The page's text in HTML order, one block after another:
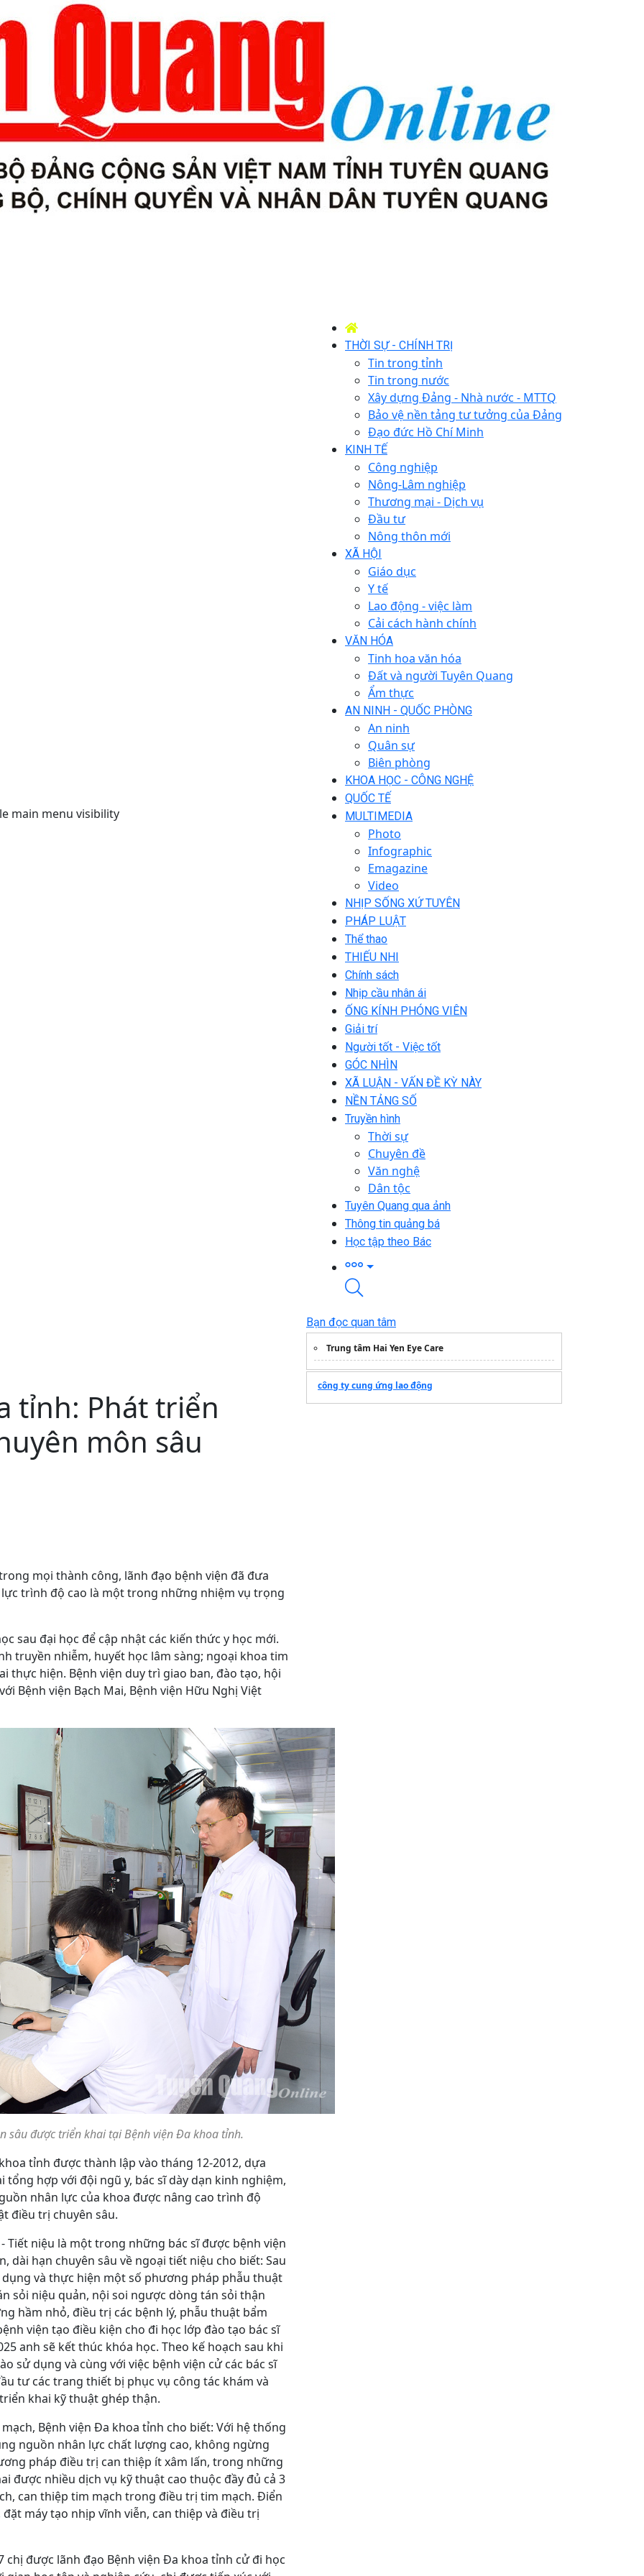
main menu visibility
THỜI SỰ - CHÍNH TRỊ
Tin trong tỉnh
Tin trong nước
Xây dựng Đảng - Nhà nước - MTTQ
Bảo vệ nền tảng tư tưởng của Đảng
Đạo đức Hồ Chí Minh
KINH TẾ
Công nghiệp
Nông-Lâm nghiệp
Thương mại - Dịch vụ
Đầu tư
Nông thôn mới
XÃ HỘI
Giáo dục
Y tế
Lao động - việc làm
Cải cách hành chính
VĂN HÓA
Tinh hoa văn hóa
Đất và người Tuyên Quang
Ẩm thực
AN NINH - QUỐC PHÒNG
An ninh
Quân sự
Biên phòng
KHOA HỌC - CÔNG NGHỆ
QUỐC TẾ
MULTIMEDIA
Photo
Infographic
Emagazine
Video
NHỊP SỐNG XỨ TUYÊN
PHÁP LUẬT
Thể thao
THIẾU NHI
Chính sách
Nhịp cầu nhân ái
ỐNG KÍNH PHÓNG VIÊN
Giải trí
Người tốt - Việc tốt
GÓC NHÌN
XÃ LUẬN - VẤN ĐỀ KỲ NÀY
NỀN TẢNG SỐ
Truyền hình
Thời sự
Chuyên đề
Văn nghệ
Dân tộc
Tuyên Quang qua ảnh
Thông tin quảng bá
Học tập theo Bác
tỉnh: Phát triển
môn sâu
mọi thành công, lãnh đạo bệnh viện đã đưa
trình độ cao là một trong những nhiệm vụ trọng
sau đại học để cập nhật các kiến thức y học mới.
truyền nhiễm, huyết học lâm sàng; ngoại khoa tim
thực hiện. Bệnh viện duy trì giao ban, đào tạo, hội
Bệnh viện Bạch Mai, Bệnh viện Hữu Nghị Việt
sâu được triển khai tại Bệnh viện Đa khoa tỉnh.
tỉnh được thành lập vào tháng 12-2012, dựa
hợp với đội ngũ y, bác sĩ dày dạn kinh nghiệm,
nhân lực của khoa được nâng cao trình độ
điều trị chuyên sâu.
Tiết niệu là một trong những bác sĩ được bệnh viện
dài hạn chuyên sâu về ngoại tiết niệu cho biết: Sau
và thực hiện một số phương pháp phẫu thuật
sỏi niệu quản, nội soi ngược dòng tán sỏi thận
hầm nhỏ, điều trị các bệnh lý, phẫu thuật bẩm
viện tạo điều kiện cho đi học lớp đào tạo bác sĩ
anh sẽ kết thúc khóa học. Theo kế hoạch sau khi
sử dụng và cùng với việc bệnh viện cử các bác sĩ
tư các trang thiết bị phục vụ công tác khám và
khai kỹ thuật ghép thận.
Bệnh viện Đa khoa tỉnh cho biết: Với hệ thống
nguồn nhân lực chất lượng cao, không ngừng
pháp điều trị can thiệp ít xâm lấn, trong những
được nhiều dịch vụ kỹ thuật cao thuộc đầy đủ cả 3
can thiệp tim mạch trong điều trị tim mạch. Điển
máy tạo nhịp vĩnh viễn, can thiệp và điều trị
được lãnh đạo Bệnh viện Đa khoa tỉnh cử đi học
Bạn đọc quan tâm
Trung tâm Hai Yen Eye Care
công ty cung ứng lao động